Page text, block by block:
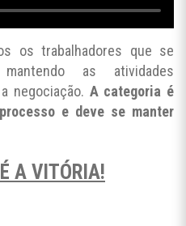
os trabalhadores que se
as atividades
negociação. A categoria é
e deve se manter
A VITÓRIA!